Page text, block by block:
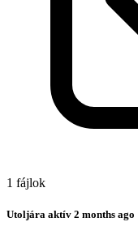
1 fájlok
Utoljára aktív 2 months ago